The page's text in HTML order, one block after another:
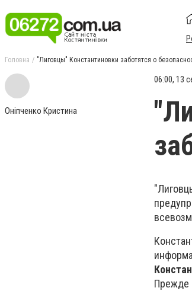
Головна "Лиговцы" Константиновки заботятся о
Оніпченко Кристина
06:00, 13
Прежде